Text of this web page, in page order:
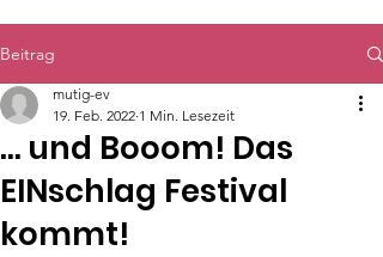
Beitrag
… und Booom! Das
EINschlag Festival
kommt!
mutig-ev
19. Feb. 2022 1 Min. Lesezeit